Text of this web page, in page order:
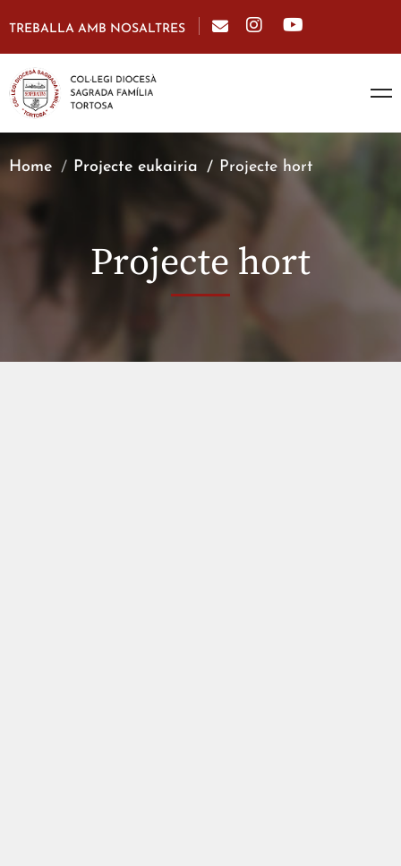
TREBALLA AMB NOSALTRES
Home Projecte eukairia Projecte hort
Projecte hort